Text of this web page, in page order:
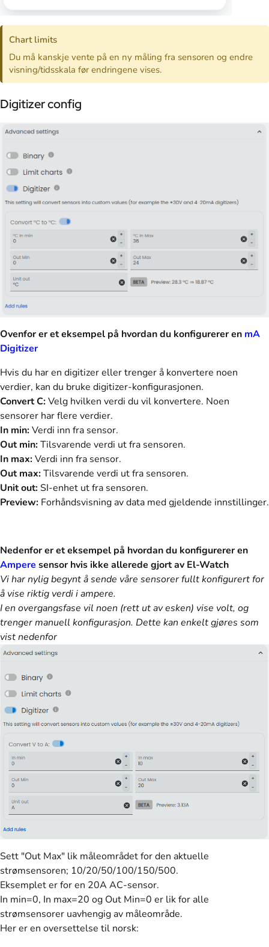
Chart limits
Du må kanskje vente på en ny måling fra sensoren og endre
visning/tidsskala før endringene vises.
Digitizer config
Ovenfor er et eksempel på hvordan du konfigurerer en mA
Digitizer
Hvis du har en digitizer eller trenger å konvertere noen
verdier, kan du bruke digitizer-konfigurasjonen.
Convert C:Velg hvilken verdi du vil konvertere. Noen
sensorer har flere verdier.
In min:Verdi inn fra sensor.
Out min:Tilsvarende verdi ut fra sensoren.
In max:Verdi inn fra sensor.
Out max:Tilsvarende verdi ut fra sensoren.
Unit out:SI-enhet ut fra sensoren.
Preview: Forhåndsvisning av data med gjeldende innstillinger.
Nedenfor er et eksempel på hvordan du konfigurerer en
Ampere sensor hvis ikke allerede gjort av El-Watch
Vi har nylig begynt å sende våre sensorer fullt konfigurert for
å vise riktig verdi i ampere.
I en overgangsfase vil noen (rett ut av esken) vise volt, og
trenger manuell konfigurasjon. Dette kan enkelt gjøres som
vist nedenfor
Sett "Out Max" lik måleområdet for den aktuelle
strømsensoren; 10/20/50/100/150/500.
Eksemplet er for en 20A AC-sensor.
In min=0, In max=20 og Out Min=0 er lik for alle
strømsensorer uavhengig av måleområde.
Her er en oversettelse til norsk: